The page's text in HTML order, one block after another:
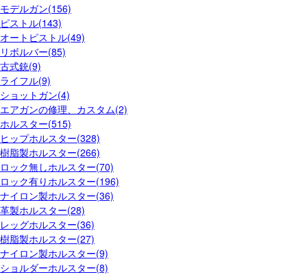
モデルガン(156)
ピストル(143)
オートピストル(49)
リボルバー(85)
古式銃(9)
ライフル(9)
ショットガン(4)
エアガンの修理、カスタム(2)
ホルスター(515)
ヒップホルスター(328)
樹脂製ホルスター(266)
ロック無しホルスター(70)
ロック有りホルスター(196)
ナイロン製ホルスター(36)
革製ホルスター(28)
レッグホルスター(36)
樹脂製ホルスター(27)
ナイロン製ホルスター(9)
ショルダーホルスター(8)